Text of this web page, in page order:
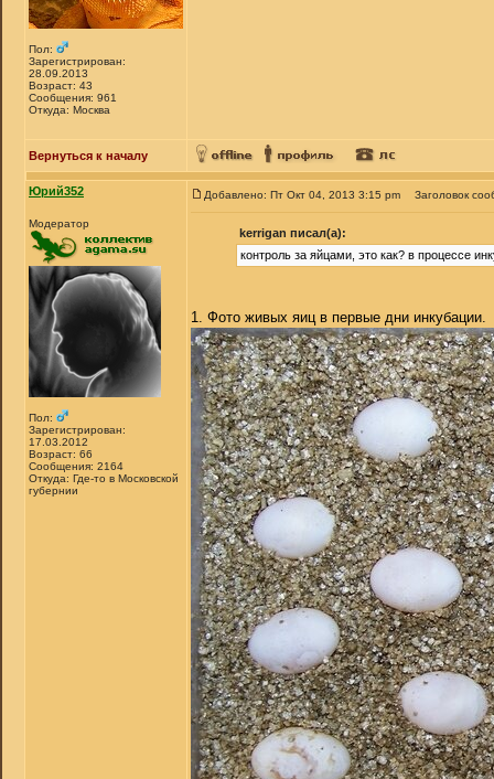
Пол:
Зарегистрирован:
28.09.2013
Возраст: 43
Сообщения: 961
Откуда: Москва
Вернуться к началу
Юрий352
Модератор
Пол:
Зарегистрирован:
17.03.2012
Возраст: 66
Сообщения: 2164
Откуда: Где-то в Московской
губернии
Добавлено: Пт Окт 04, 2013 3:15 pm Заголовок
kerrigan писал(а):
контроль за яйцами, это как? в процессе
1. Фото живых яиц в первые дни инкубации.